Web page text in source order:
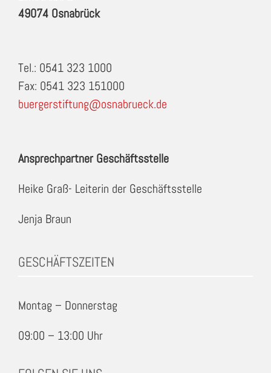
49074 Osnabrück
Tel.: 0541 323 1000
Fax: 0541 323 151000
buergerstiftung@osnabrueck.de
Ansprechpartner Geschäftsstelle
Heike Graß- Leiterin der Geschäftsstelle
Jenja Braun
GESCHÄFTSZEITEN
Montag – Donnerstag
09:00 – 13:00 Uhr